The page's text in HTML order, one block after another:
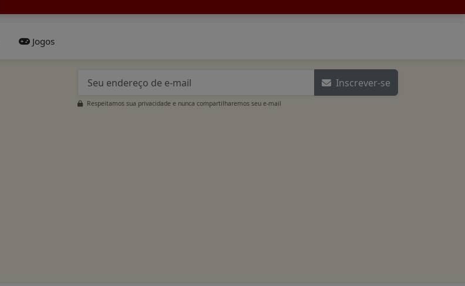
Jogos
Inscrever-se
Respeitamos sua privacidade e nunca compartilharemos seu e-mail